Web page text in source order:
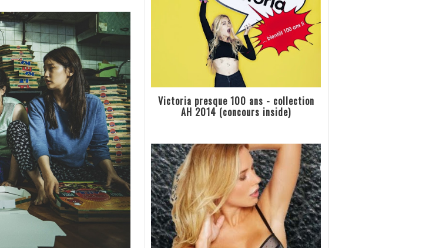
Victoria presque 100 ans - collection
AH 2014 (concours inside)